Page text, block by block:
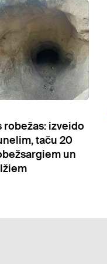
robežas: izveido
taču 20
un